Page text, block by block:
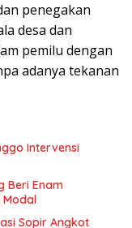
penegakan
desa dan
pemilu dengan
adanya tekanan
Intervensi
Beri Enam
Modal
Sopir Angkot